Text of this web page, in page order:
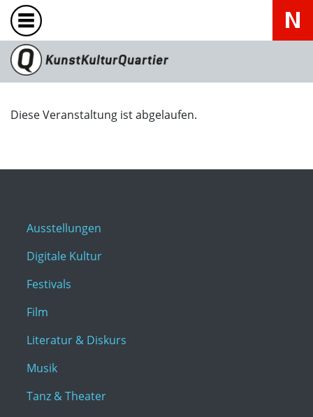
Diese Veranstaltung ist abgelaufen.
Ausstellungen
Digitale Kultur
Festivals
Film
Literatur & Diskurs
Musik
Tanz & Theater